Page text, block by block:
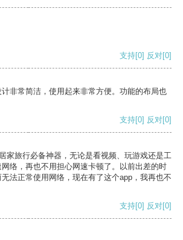
支持[0] 反对[0]
非常简洁，使用起来非常方便。功能的布局也
支持[0] 反对[0]
家旅行必备神器，无论是看视频、玩游戏还是工
络，再也不用担心网速卡顿了。以前出差的时
法正常使用网络，现在有了这个app，我再也不
支持[0] 反对[0]